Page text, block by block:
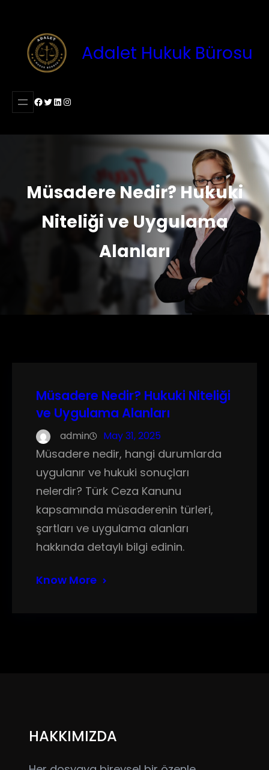
Adalet Hukuk Bürosu
Facebook
Twitter
LinkedIn
Instagram
Müsadere Nedir? Hukuki
Niteliği ve Uygulama
Alanları
Müsadere Nedir? Hukuki Niteliği
ve Uygulama Alanları
admin May 31, 2025
Müsadere nedir, hangi durumlarda
uygulanır ve hukuki sonuçları
nelerdir? Türk Ceza Kanunu
kapsamında müsaderenin türleri,
şartları ve uygulama alanları
hakkında detaylı bilgi edinin.
Know More
HAKKIMIZDA